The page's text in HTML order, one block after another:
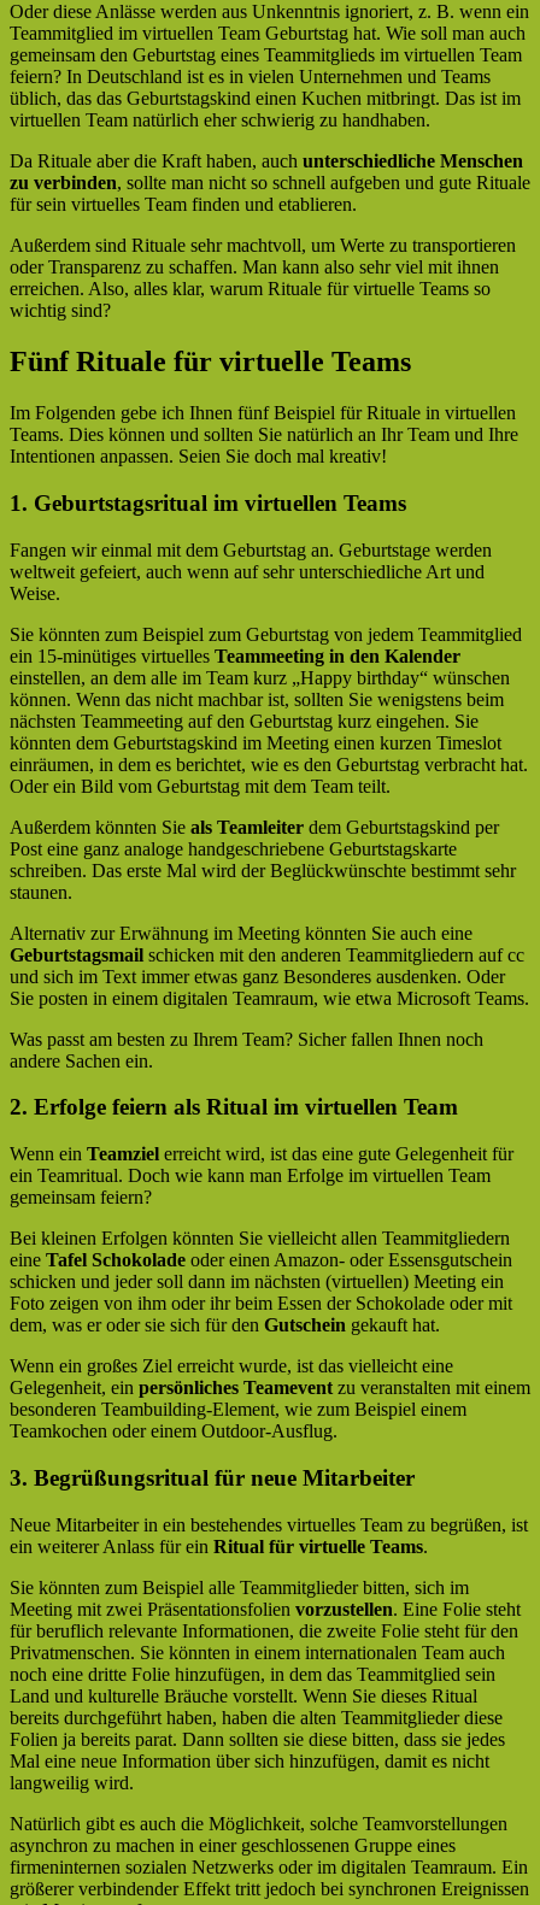
Oder diese Anlässe werden aus Unkenntnis ignoriert, z. B. wenn ein
Teammitglied im virtuellen Team Geburtstag hat. Wie soll man auch
gemeinsam den Geburtstag eines Teammitglieds im virtuellen Team
feiern? In Deutschland ist es in vielen Unternehmen und Teams
üblich, das das Geburtstagskind einen Kuchen mitbringt. Das ist im
virtuellen Team natürlich eher schwierig zu handhaben.
Da Rituale aber die Kraft haben, auch unterschiedliche Menschen
zu verbinden, sollte man nicht so schnell aufgeben und gute Rituale
für sein virtuelles Team finden und etablieren.
Außerdem sind Rituale sehr machtvoll, um Werte zu transportieren
oder Transparenz zu schaffen. Man kann also sehr viel mit ihnen
erreichen. Also, alles klar, warum Rituale für virtuelle Teams so
wichtig sind?
Fünf Rituale für virtuelle Teams
Im Folgenden gebe ich Ihnen fünf Beispiel für Rituale in virtuellen
Teams. Dies können und sollten Sie natürlich an Ihr Team und Ihre
Intentionen anpassen. Seien Sie doch mal kreativ!
1. Geburtstagsritual im virtuellen Teams
Fangen wir einmal mit dem Geburtstag an. Geburtstage werden
weltweit gefeiert, auch wenn auf sehr unterschiedliche Art und
Weise.
Sie könnten zum Beispiel zum Geburtstag von jedem Teammitglied
ein 15-minütiges virtuelles Teammeeting in den Kalender
einstellen, an dem alle im Team kurz „Happy birthday“ wünschen
können. Wenn das nicht machbar ist, sollten Sie wenigstens beim
nächsten Teammeeting auf den Geburtstag kurz eingehen. Sie
könnten dem Geburtstagskind im Meeting einen kurzen Timeslot
einräumen, in dem es berichtet, wie es den Geburtstag verbracht hat.
Oder ein Bild vom Geburtstag mit dem Team teilt.
Außerdem könnten Sie als Teamleiter dem Geburtstagskind per
Post eine ganz analoge handgeschriebene Geburtstagskarte
schreiben. Das erste Mal wird der Beglückwünschte bestimmt sehr
staunen.
Alternativ zur Erwähnung im Meeting könnten Sie auch eine
Geburtstagsmail schicken mit den anderen Teammitgliedern auf cc
und sich im Text immer etwas ganz Besonderes ausdenken. Oder
Sie posten in einem digitalen Teamraum, wie etwa Microsoft Teams.
Was passt am besten zu Ihrem Team? Sicher fallen Ihnen noch
andere Sachen ein.
2. Erfolge feiern als Ritual im virtuellen Team
Wenn ein Teamziel erreicht wird, ist das eine gute Gelegenheit für
ein Teamritual. Doch wie kann man Erfolge im virtuellen Team
gemeinsam feiern?
Bei kleinen Erfolgen könnten Sie vielleicht allen Teammitgliedern
eine Tafel Schokolade oder einen Amazon- oder Essensgutschein
schicken und jeder soll dann im nächsten (virtuellen) Meeting ein
Foto zeigen von ihm oder ihr beim Essen der Schokolade oder mit
dem, was er oder sie sich für den Gutschein gekauft hat.
Wenn ein großes Ziel erreicht wurde, ist das vielleicht eine
Gelegenheit, ein persönliches Teamevent zu veranstalten mit einem
besonderen Teambuilding-Element, wie zum Beispiel einem
Teamkochen oder einem Outdoor-Ausflug.
3. Begrüßungsritual für neue Mitarbeiter
Neue Mitarbeiter in ein bestehendes virtuelles Team zu begrüßen, ist
ein weiterer Anlass für ein Ritual für virtuelle Teams.
Sie könnten zum Beispiel alle Teammitglieder bitten, sich im
Meeting mit zwei Präsentationsfolien vorzustellen. Eine Folie steht
für beruflich relevante Informationen, die zweite Folie steht für den
Privatmenschen. Sie könnten in einem internationalen Team auch
noch eine dritte Folie hinzufügen, in dem das Teammitglied sein
Land und kulturelle Bräuche vorstellt. Wenn Sie dieses Ritual
bereits durchgeführt haben, haben die alten Teammitglieder diese
Folien ja bereits parat. Dann sollten sie diese bitten, dass sie jedes
Mal eine neue Information über sich hinzufügen, damit es nicht
langweilig wird.
Natürlich gibt es auch die Möglichkeit, solche Teamvorstellungen
asynchron zu machen in einer geschlossenen Gruppe eines
firmeninternen sozialen Netzwerks oder im digitalen Teamraum. Ein
größerer verbindender Effekt tritt jedoch bei synchronen Ereignissen